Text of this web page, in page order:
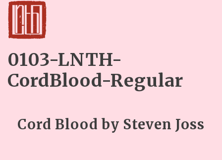
0103-LNTH-
CordBlood-Regular
Cord Blood by Steven Joss